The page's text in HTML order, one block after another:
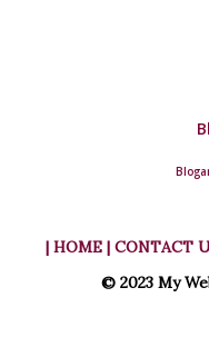
vekhan nu, Chuk
paane main katdi, Tand
rahe saure peke,
das mahiya, Tere baaju
| HOME | CONTACT
© 2023 My